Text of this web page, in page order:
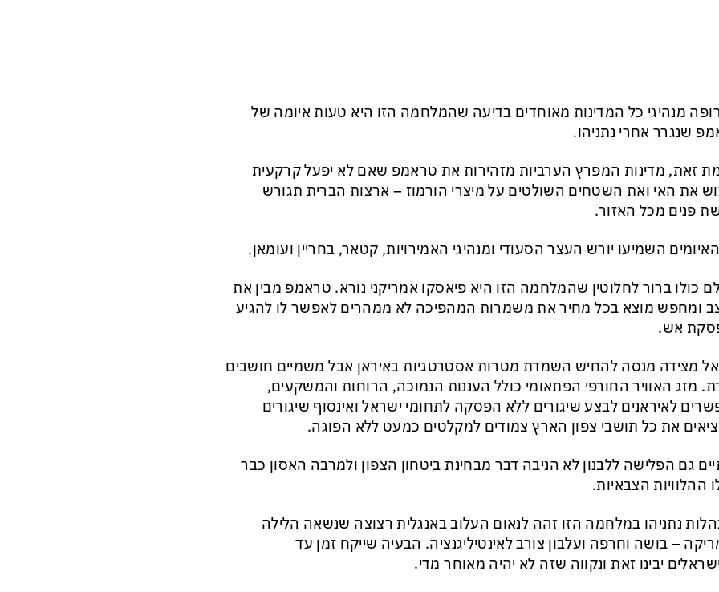
מנהיגי כל המדינות מאוחדים בדיעה שהמלחמה הזו היא טעות איומה של
שנגרר אחרי נתניהו.
זאת, מדינות המפרץ הערביות מזהירות את טראמפ שאם לא יפעל קרקעית
את האי ואת השטחים השולטים על מיצרי הורמוז – ארצות הברית תגורש
פנים מכל האזור.
השמיעו יורש העצר הסעודי ומנהיגי האמירויות, קטאר, בחריין ועומאן.
כולו ברור לחלוטין שהמלחמה הזו היא פיאסקו אמריקני נורא. טראמפ מבין את
ומחפש מוצא בכל מחיר את משמרות המהפיכה לא ממהרים לאפשר לו להגיע
אש.
מצידה מנסה להחיש השמדת מטרות אסטרטגיות באיראן אבל משמיים חושבים
מזג האוויר החורפי הפתאומי כולל העננות הנמוכה, הרוחות והמשקעים,
לאיראנים לבצע שיגורים ללא הפסקה לתחומי ישראל ואינסוף שיגורים
את כל תושבי צפון הארץ צמודים למקלטים כמעט ללא הפוגה.
גם הפלישה ללבנון לא הניבה דבר מבחינת ביטחון הצפון ולמרבה האסון כבר
ההלוויות הצבאיות.
נתניהו במלחמה הזו זהה לנאום העלוב באנגלית רצוצה שנשאה הלילה
– בושה וחרפה ועלבון צורב לאינטיליגנציה. הבעיה שייקח זמן עד
יבינו זאת ונקווה שזה לא יהיה מאוחר מדי.